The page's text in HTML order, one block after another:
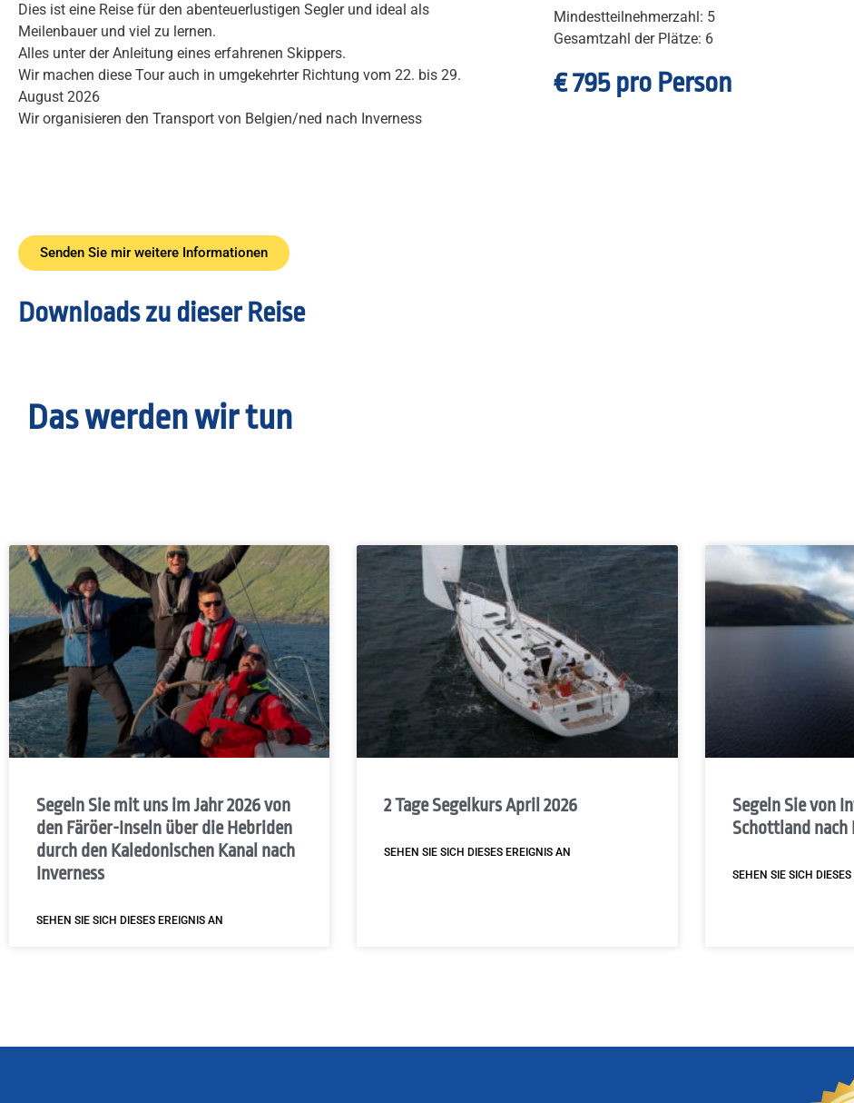
Dies ist eine Reise für den abenteuerlustigen Segler und ideal als
Meilenbauer und viel zu lernen.
Alles unter der Anleitung eines erfahrenen Skippers.
Wir machen diese Tour auch in umgekehrter Richtung vom 22. bis 29.
August 2026
Wir organisieren den Transport von Belgien/ned nach Inverness
Senden Sie mir weitere Informationen
Downloads zu dieser Reise
Mindestteilnehmerzahl: 5
Gesamtzahl der Plätze: 6
€ 795 pro Person
Das werden wir tun
Segeln Sie mit uns im Jahr 2026 von
den Färöer-Inseln über die Hebriden
durch den Kaledonischen Kanal nach
Inverness
SEHEN SIE SICH DIESES EREIGNIS AN
2 Tage Segelkurs April 2026
SEHEN SIE SICH DIESES EREIGNIS AN
Segeln Sie von
Schottland
SEHEN SIE SICH